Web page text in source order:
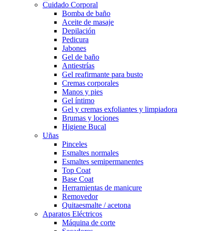
Cuidado Corporal
Bomba de baño
Aceite de masaje
Depilación
Pedicura
Jabones
Gel de baño
Antiestrías
Gel reafirmante para busto
Cremas corporales
Manos y pies
Gel íntimo
Gel y cremas exfoliantes y limpiadora
Brumas y lociones
Higiene Bucal
Uñas
Pinceles
Esmaltes normales
Esmaltes semipermanentes
Top Coat
Base Coat
Herramientas de manicure
Removedor
Quitaesmalte / acetona
Aparatos Eléctricos
Máquina de corte